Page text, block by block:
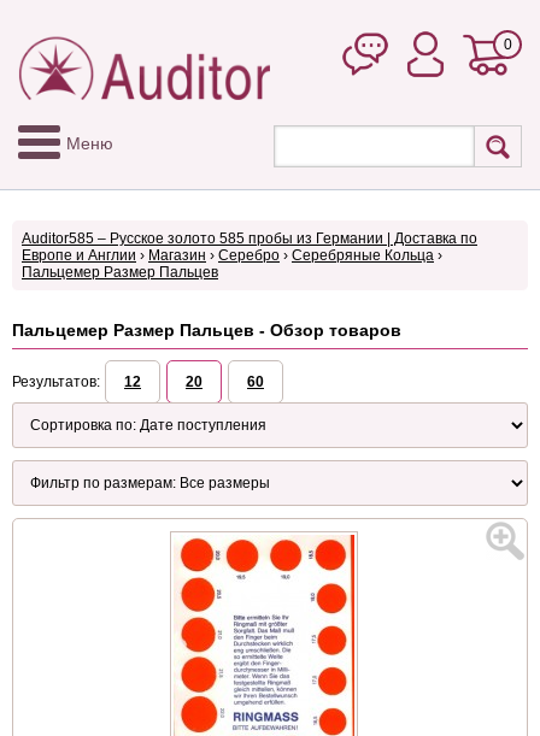
0
Меню
Auditor585 – Русское золото 585 пробы из Германии | Доставка по
Европе и Англии › Магазин › Серебро › Серебряные Кольца ›
Пальцемер Размер Пальцев
Пальцемер Размер Пальцев - Обзор товаров
Результатов: 12 20 60